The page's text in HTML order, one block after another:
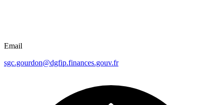
Email
sgc.gourdon@dgfip.finances.gouv.fr